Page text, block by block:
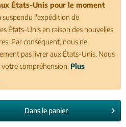
États-Unis pour le moment
suspendu l'expédition de
États-Unis en raison des nouvelles
Par conséquent, nous ne
pas livrer aux États-Unis. Nous
compréhension. Plus
Dans le panier